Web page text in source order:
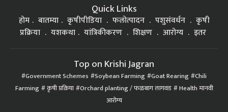
Quick Links
होम बातम्या कृषीपीडिया फलोत्पादन पशुसंवर्धन
कृषी
प्रक्रिया
यशकथा यांत्रिकीकरण शिक्षण आरोग्य इतर
Top on Krishi Jagran
Government Schemes Soybean Farming Goat Rearing Chili
Farming कृषी प्रक्रिया Orchard planting / फळबाग लागवड Health मानवी
आरोग्य